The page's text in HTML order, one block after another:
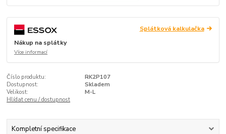
Splátková kalkulačka
Nákup na splátky
Více informací
Číslo produktu:
RK2P107
Dostupnost:
Skladem
Velikost:
M-L
Hlídat cenu / dostupnost
Kompletní specifikace